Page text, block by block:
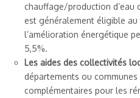
chauffage/production d’eau
est généralement éligible au
l’amélioration énergétique
5,5%.
Les aides des collectivités
départements ou
complémentaires pour les